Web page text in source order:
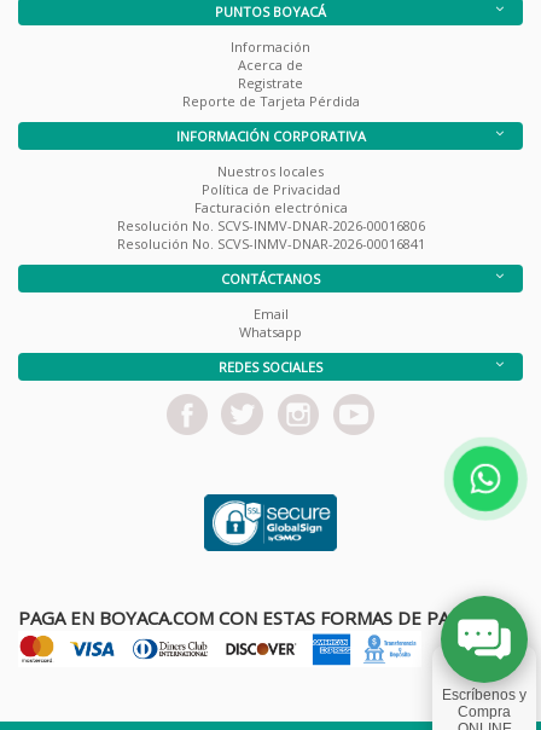
PUNTOS BOYACÁ
Información
Acerca de
Registrate
Reporte de Tarjeta Pérdida
INFORMACIÓN CORPORATIVA
Nuestros locales
Política de Privacidad
Facturación electrónica
Resolución No. SCVS-INMV-DNAR-2026-00016806
Resolución No. SCVS-INMV-DNAR-2026-00016841
CONTÁCTANOS
Email
Whatsapp
REDES SOCIALES
PAGA EN BOYACA.COM CON ESTAS FORMAS DE PAGO